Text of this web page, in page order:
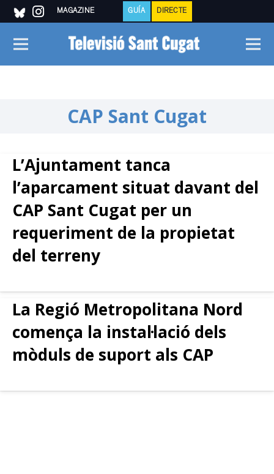
MAGAZINE GUÍA DIRECTE
CAP Sant Cugat
L’Ajuntament tanca
l’aparcament situat davant del
CAP Sant Cugat per un
requeriment de la propietat
del terreny
La Regió Metropolitana Nord
comença la instal·lació dels
mòduls de suport als CAP